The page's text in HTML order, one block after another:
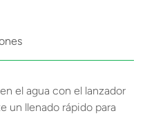
el agua con el lanzador
un llenado rápido para